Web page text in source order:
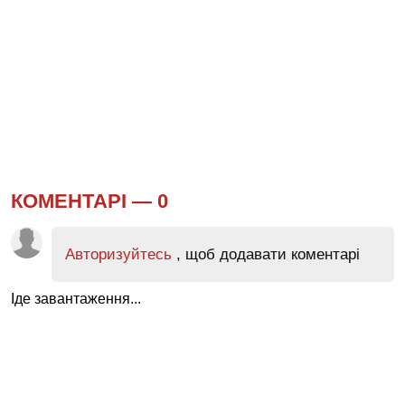
КОМЕНТАРІ — 0
Авторизуйтесь , щоб додавати коментарі
Іде завантаження...